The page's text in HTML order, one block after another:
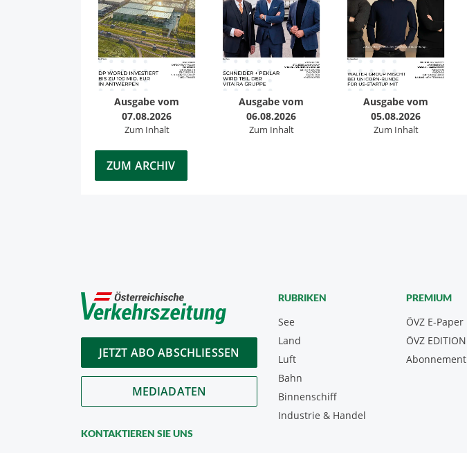
Ausgabe vom
07.08.2026
Zum Inhalt
Ausgabe vom
06.08.2026
Zum Inhalt
Ausgabe vom
05.08.2026
Zum Inhalt
ZUM ARCHIV
JETZT ABO ABSCHLIESSEN
MEDIADATEN
KONTAKTIEREN SIE UNS
RUBRIKEN
See
Land
Luft
Bahn
Binnenschiff
Industrie & Handel
PREMIUM
ÖVZ E-Paper
Abonnement
ÖVZ EDITION